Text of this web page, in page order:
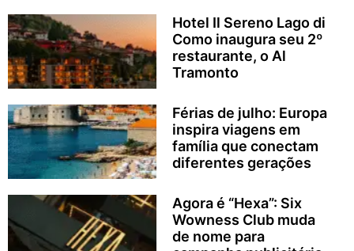
Hotel Il Sereno Lago di
Como inaugura seu 2º
restaurante, o Al
Tramonto
Férias de julho: Europa
inspira viagens em
família que conectam
diferentes gerações
Agora é “Hexa”: Six
Wowness Club muda
de nome para